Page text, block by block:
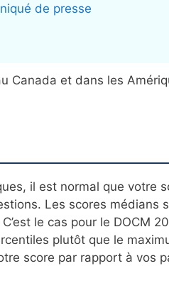
de presse
Canada et dans les
il est normal que votre
Les scores médians
le cas pour le DOCM
plutôt que le
score par rapport à vos